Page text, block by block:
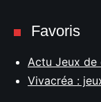
Favoris
Actu Jeux
Vivacréa :